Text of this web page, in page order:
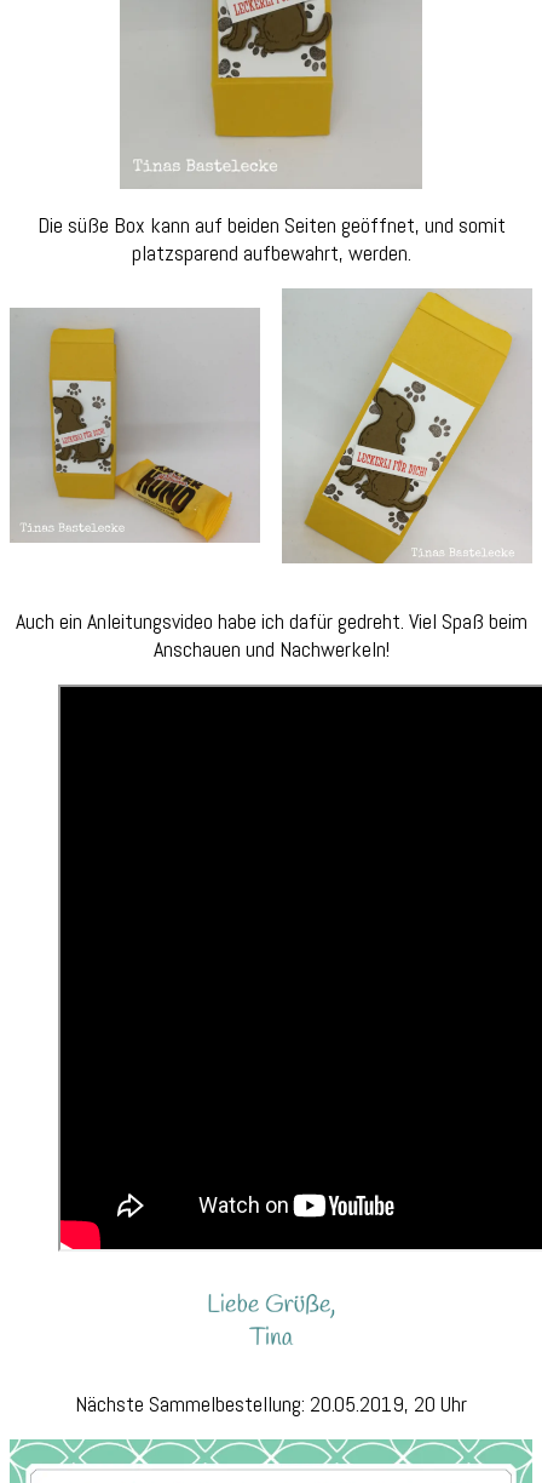
Die süße Box kann auf beiden Seiten geöffnet, und somit
platzsparend aufbewahrt, werden.
Auch ein Anleitungsvideo habe ich dafür gedreht. Viel Spaß beim
Anschauen und Nachwerkeln!
Nächste Sammelbestellung: 20.05.2019, 20 Uhr